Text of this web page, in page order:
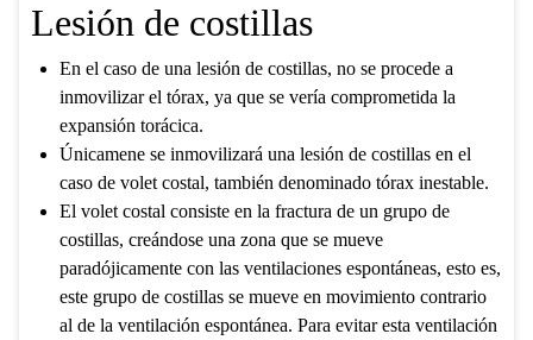
Lesión de costillas
En el caso de una lesión de costillas, no se procede a
inmovilizar el tórax, ya que se vería comprometida la
expansión torácica.
Únicamene se inmovilizará una lesión de costillas en el
caso de volet costal, también denominado tórax inestable.
El volet costal consiste en la fractura de un grupo de
costillas, creándose una zona que se mueve
paradójicamente con las ventilaciones espontáneas, esto es,
este grupo de costillas se mueve en movimiento contrario
al de la ventilación espontánea. Para evitar esta ventilación